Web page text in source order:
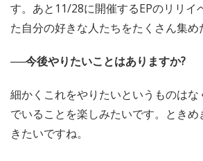
す。あと11/28に開催するEPのリリイ
た自分の好きな人たちをたくさん集め
──今後やりたいことはありますか?
細かくこれをやりたいというものは
でいることを楽しみたいです。とき
きたいですね。